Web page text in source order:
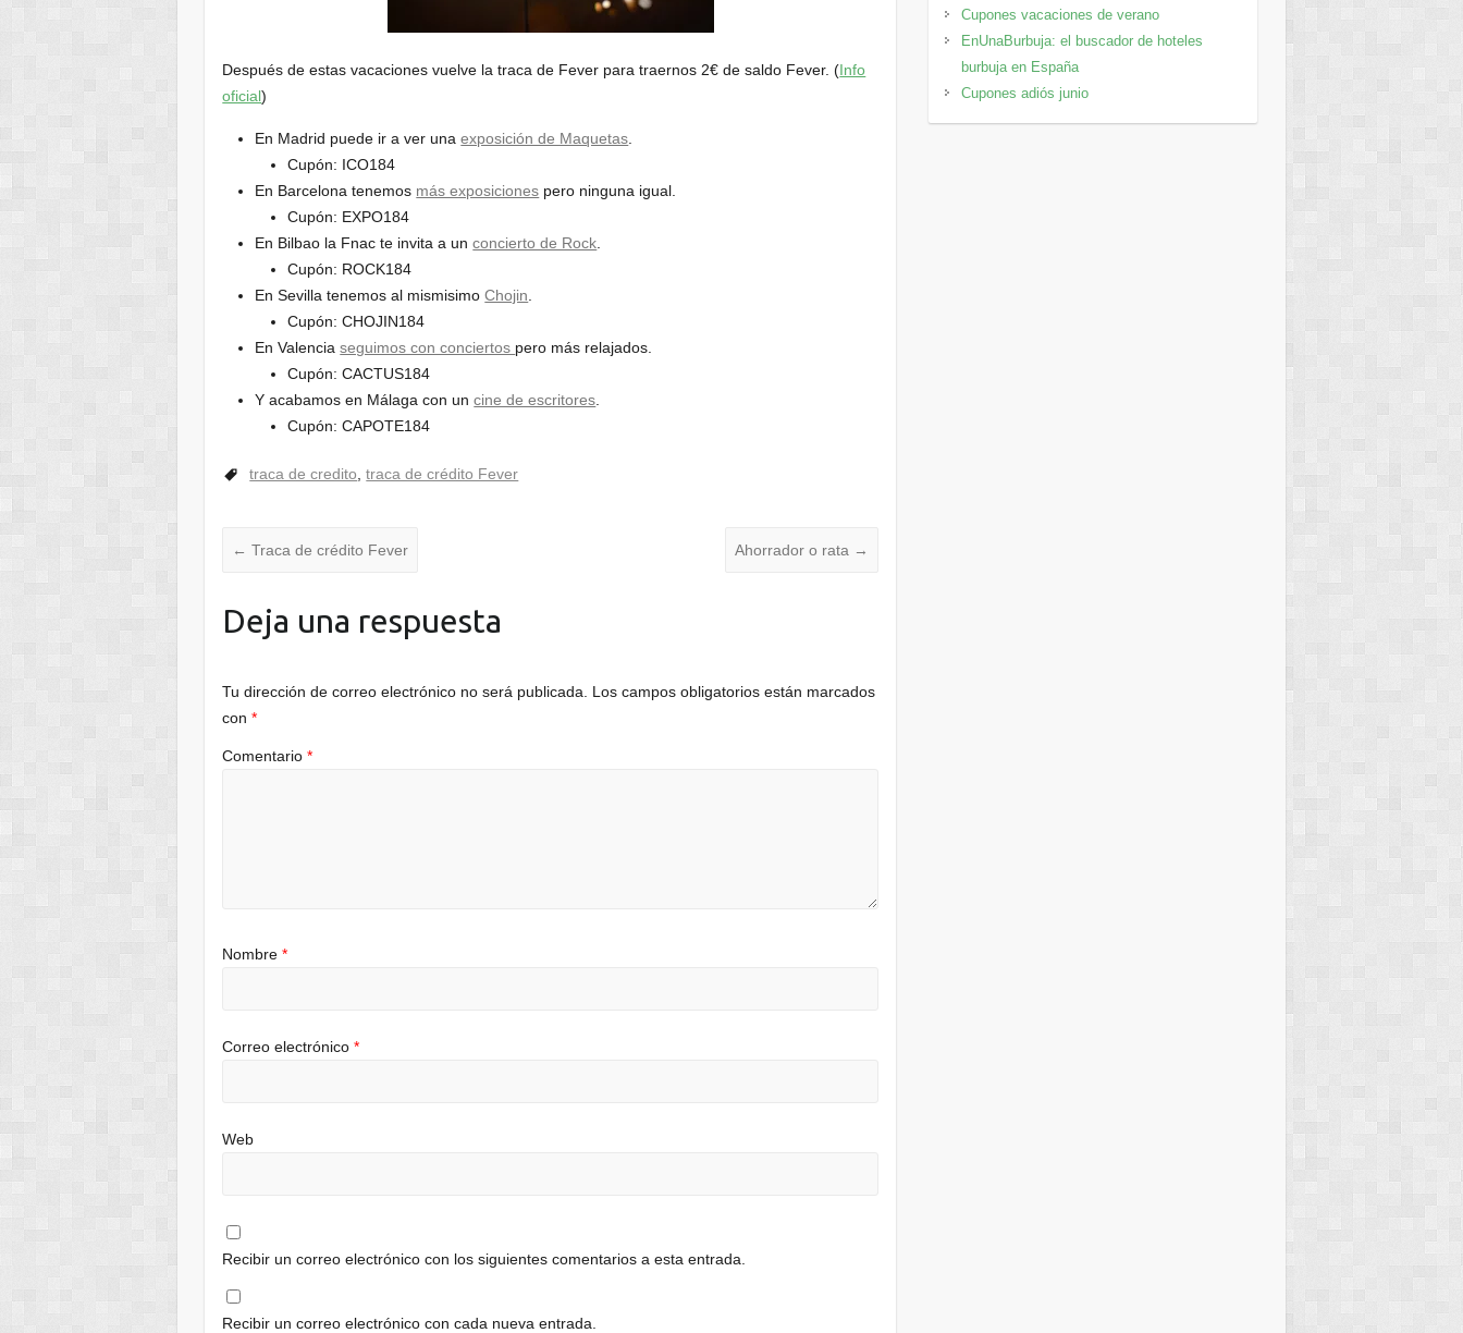
Después de estas vacaciones vuelve la traca de Fever para traernos 2€ de saldo Fever. (Info
oficial)
En Madrid puede ir a ver unaexposición de Maquetas.
Cupón: ICO184
En Barcelona tenemos más exposiciones pero ninguna igual.
Cupón: EXPO184
En Bilbao la Fnac te invita a unconcierto de Rock.
Cupón: ROCK184
En Sevilla tenemos al mismisimoChojin.
Cupón: CHOJIN184
En Valenciaseguimos con conciertos pero más relajados.
Cupón: CACTUS184
Y acabamos en Málaga con uncine de escritores.
Cupón: CAPOTE184
traca de credito,traca de crédito Fever
← Traca de crédito Fever Ahorrador o rata →
Deja una respuesta
Tu dirección de correo electrónico no será publicada.
Los campos obligatorios están marcados
con*
Comentario*
Nombre*
Correo electrónico*
Web
Recibir un correo electrónico con los siguientes comentarios a esta entrada.
Recibir un correo electrónico con cada nueva entrada.
Cupones vacaciones de verano
EnUnaBurbuja: el buscador de hoteles
burbuja en España
Cupones adiós junio